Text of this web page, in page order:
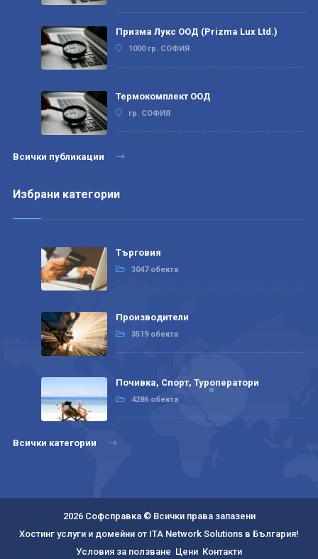
Призма Лукс ООД (Prizma Lux Ltd.)
1000 гр. СОФИЯ
Термокомплект ООД
гр. СОФИЯ
Всички публикации
Избрани категории
Търговия
3047 обекта
Производители
3519 обекта
Почивка, Спорт, Туроператори
4286 обекта
Всички категории
2026 Софсправка © Всички права запазени
Хостинг услуги и домейни от ITA Network Solutions в България!
Условия за ползване Цени Контакти